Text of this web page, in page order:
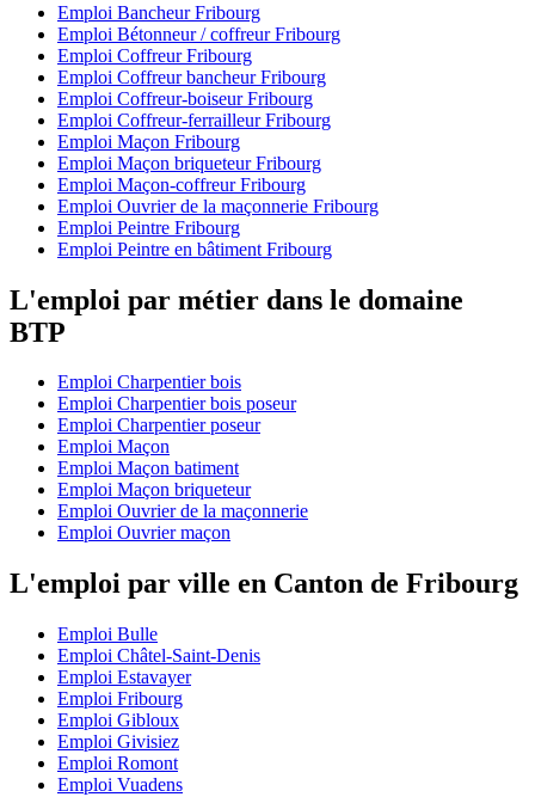
Emploi Bancheur Fribourg
Emploi Bétonneur / coffreur Fribourg
Emploi Coffreur Fribourg
Emploi Coffreur bancheur Fribourg
Emploi Coffreur-boiseur Fribourg
Emploi Coffreur-ferrailleur Fribourg
Emploi Maçon Fribourg
Emploi Maçon briqueteur Fribourg
Emploi Maçon-coffreur Fribourg
Emploi Ouvrier de la maçonnerie Fribourg
Emploi Peintre Fribourg
Emploi Peintre en bâtiment Fribourg
L'emploi par métier dans le domaine
BTP
Emploi Charpentier bois
Emploi Charpentier bois poseur
Emploi Charpentier poseur
Emploi Maçon
Emploi Maçon batiment
Emploi Maçon briqueteur
Emploi Ouvrier de la maçonnerie
Emploi Ouvrier maçon
L'emploi par ville en Canton de Fribourg
Emploi Bulle
Emploi Châtel-Saint-Denis
Emploi Estavayer
Emploi Fribourg
Emploi Gibloux
Emploi Givisiez
Emploi Romont
Emploi Vuadens